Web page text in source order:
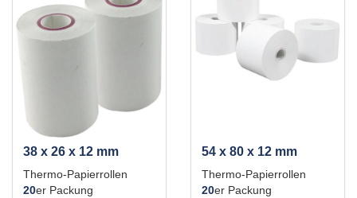
38 x 26 x 12 mm
Thermo-Papierrollen
20er Packung
54 x 80 x 12 mm
Thermo-Papierrollen
20er Packung